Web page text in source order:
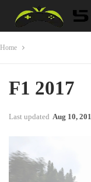
Home
F1 2017
Last updated Aug 10,